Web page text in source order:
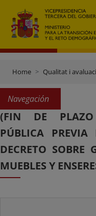
Home Qualitat i
Navegación
(FIN DE PLAZO
PÚBLICA PREVIA
DECRETO SOBRE
MUEBLES Y